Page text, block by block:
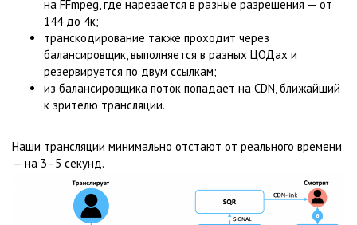
на FFmpeg, где нарезается в разные разрешения — от
144 до 4к;
транскодирование также проходит через
балансировщик, выполняется в разных ЦОДах и
резервируется по двум ссылкам;
из балансировщика поток попадает на CDN, ближайший
к зрителю трансляции.
Наши трансляции минимально отстают от реального времени
— на 3–5 секунд.